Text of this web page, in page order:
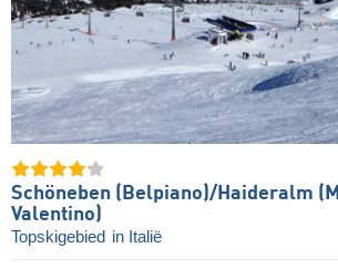
Schöneben (Belpiano)/​Haideralm
Valentino)
Topskigebied in Italië